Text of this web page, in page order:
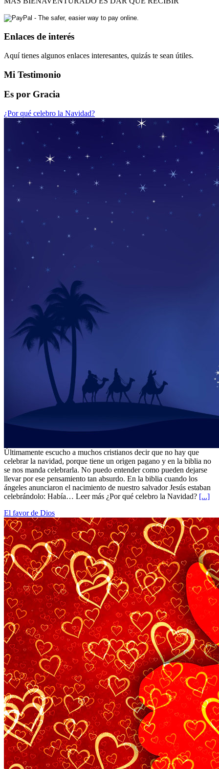
Enlaces de interés
Aquí tienes algunos enlaces interesantes, quizás te sean útiles.
Mi Testimonio
Es por Gracia
¿Por qué celebro la Navidad?
Últimamente escucho a muchos cristianos decir que no hay que
celebrar la navidad, porque tiene un origen pagano y en la biblia no
se nos manda celebrarla. No puedo entender como pueden dejarse
llevar por ese pensamiento tan absurdo. En la biblia cuando los
ángeles anunciaron el nacimiento de nuestro salvador Jesús estaban
celebrándolo: Había… Leer más ¿Por qué celebro la Navidad? [...]
El favor de Dios